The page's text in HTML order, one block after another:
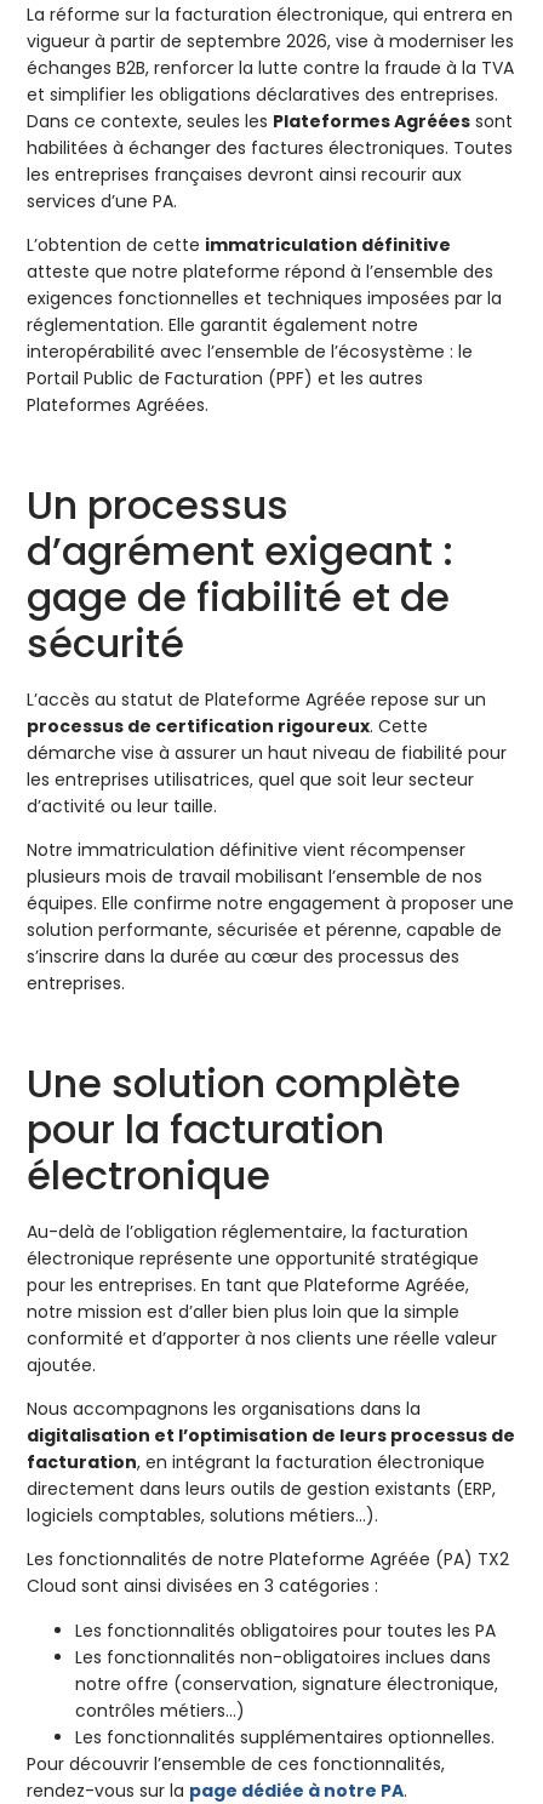
La réforme sur la facturation électronique, qui entrera en
vigueur à partir de septembre 2026, vise à moderniser les
échanges B2B, renforcer la lutte contre la fraude à la TVA
et simplifier les obligations déclaratives des entreprises.
Dans ce contexte, seules les Plateformes Agréées sont
habilitées à échanger des factures électroniques. Toutes
les entreprises françaises devront ainsi recourir aux
services d’une PA.
L’obtention de cette immatriculation définitive
atteste que notre plateforme répond à l’ensemble des
exigences fonctionnelles et techniques imposées par la
réglementation. Elle garantit également notre
interopérabilité avec l’ensemble de l’écosystème : le
Portail Public de Facturation (PPF) et les autres
Plateformes Agréées.
Un processus
d’agrément exigeant :
gage de fiabilité et de
sécurité
L’accès au statut de Plateforme Agréée repose sur un
processus de certification rigoureux. Cette
démarche vise à assurer un haut niveau de fiabilité pour
les entreprises utilisatrices, quel que soit leur secteur
d’activité ou leur taille.
Notre immatriculation définitive vient récompenser
plusieurs mois de travail mobilisant l’ensemble de nos
équipes. Elle confirme notre engagement à proposer une
solution performante, sécurisée et pérenne, capable de
s’inscrire dans la durée au cœur des processus des
entreprises.
Une solution complète
pour la facturation
électronique
Au-delà de l’obligation réglementaire, la facturation
électronique représente une opportunité stratégique
pour les entreprises. En tant que Plateforme Agréée,
notre mission est d’aller bien plus loin que la simple
conformité et d’apporter à nos clients une réelle valeur
ajoutée.
Nous accompagnons les organisations dans la
digitalisation et l’optimisation de leurs processus de
facturation, en intégrant la facturation électronique
directement dans leurs outils de gestion existants (ERP,
logiciels comptables, solutions métiers…).
Les fonctionnalités de notre Plateforme Agréée (PA) TX2
Cloud sont ainsi divisées en 3 catégories :
Les fonctionnalités obligatoires pour toutes les PA
Les fonctionnalités non-obligatoires inclues dans
notre offre (conservation, signature électronique,
contrôles métiers…)
Les fonctionnalités supplémentaires optionnelles.
Pour découvrir l’ensemble de ces fonctionnalités,
rendez-vous sur la page dédiée à notre PA.